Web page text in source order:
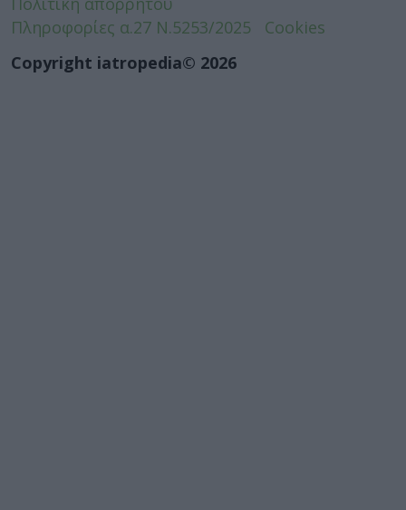
Πληροφορίες α.27 Ν.5253/2025
Cookies
Copyright iatropedia© 2026